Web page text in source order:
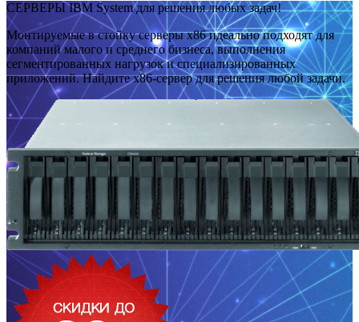
СЕРВЕРЫ IBM System для решения любых задач!
Монтируемые в стойку серверы x86 идеально подходят для
компаний малого и среднего бизнеса, выполнения
сегментированных нагрузок и специализированных
приложений. Найдите x86-сервер для решения любой задачи.